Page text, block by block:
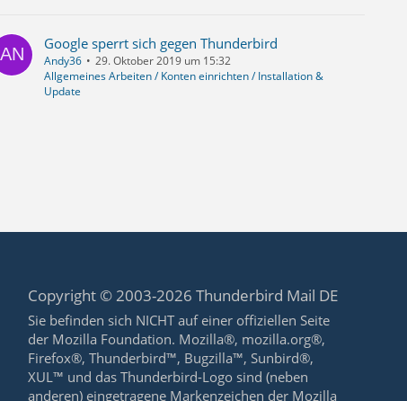
Google sperrt sich gegen Thunderbird
Andy36
29. Oktober 2019 um 15:32
Allgemeines Arbeiten / Konten einrichten / Installation &
Update
Copyright © 2003-2026 Thunderbird Mail DE
Sie befinden sich NICHT auf einer offiziellen Seite
der Mozilla Foundation. Mozilla®, mozilla.org®,
Firefox®, Thunderbird™, Bugzilla™, Sunbird®,
XUL™ und das Thunderbird-Logo sind (neben
anderen) eingetragene Markenzeichen der Mozilla